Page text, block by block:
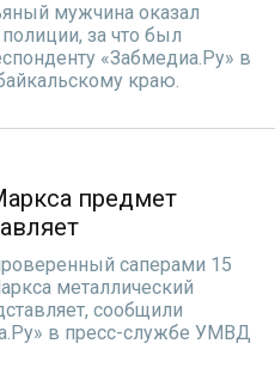
мужчина оказал
за что был
«Забмедиа.Ру» в
краю.
предмет
саперами 15
металлический
сообщили
в пресс-службе УМВД